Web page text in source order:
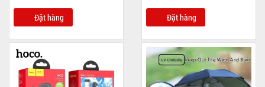
Đặt hàng Đặt hàng